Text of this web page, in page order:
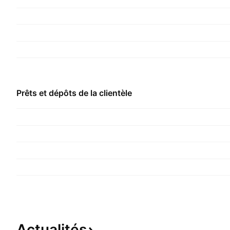
personnelle et accidents personnels, les
Prêts et dépôts de la clientèle